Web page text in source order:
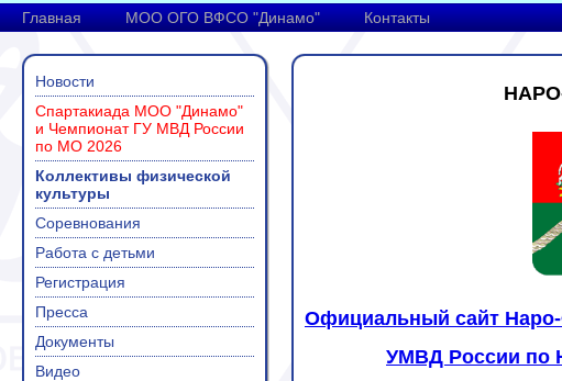
Главная МОО ОГО ВФСО "Динамо" Контакты
Новости
Спартакиада МОО "Динамо"
и Чемпионат ГУ МВД России
по МО 2026
Коллективы физической
культуры
Соревнования
Работа с детьми
Регистрация
Пресса
Документы
Видео
Официальный сайт Наро-
УМВД России по